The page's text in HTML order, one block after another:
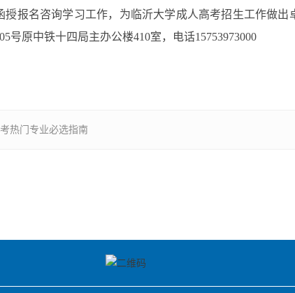
授报名咨询学习工作，为临沂大学成人高考招生工作做
号原中铁十四局主办公楼410室，电话15753973000
热门专业必选指南